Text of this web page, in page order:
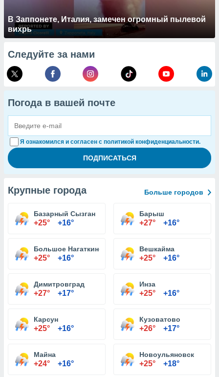
В Заппонете, Италия, замечен огромный пылевой
вихрь
Следуйте за нами
Погода в вашей почте
Я ознакомился и согласен с политикой конфиденциальности.
Крупные города Больше городов
Базарный Сызган
+25° +16°
Барыш
+27° +16°
Большое Нагаткино
+25° +16°
Вешкайма
+25° +16°
Димитровград
+27° +17°
Инза
+25° +16°
Карсун
+25° +16°
Кузоватово
+26° +17°
Майна
+24° +16°
Новоульяновск
+25° +18°